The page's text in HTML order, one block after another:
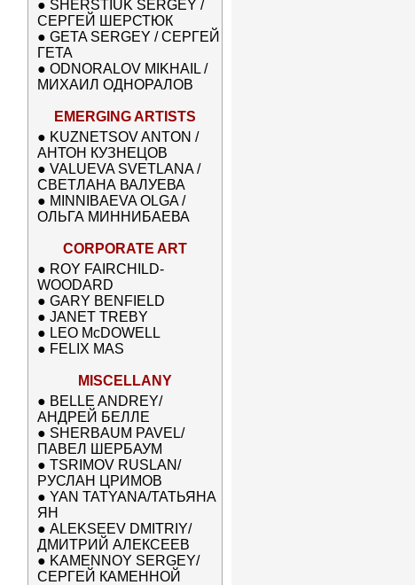
● SHERSTIUK SERGEY /
СЕРГЕЙ ШЕРСТЮК
● GETA SERGEY / СЕРГЕЙ
ГЕТА
● ODNORALOV MIKHAIL /
МИХАИЛ ОДНОРАЛОВ
EMERGING ARTISTS
● KUZNETSOV ANTON /
АНТОН КУЗНЕЦОВ
● VALUEVA SVETLANA /
СВЕТЛАНА ВАЛУЕВА
● MINNIBAEVA OLGA /
ОЛЬГА МИННИБАЕВА
CORPORATE ART
● ROY FAIRCHILD-
WOODARD
● GARY BENFIELD
● JANET TREBY
● LEO McDOWELL
● FELIX MAS
MISCELLANY
● BELLE ANDREY/
АНДРЕЙ БЕЛЛЕ
● SHERBAUM PAVEL/
ПАВЕЛ ШЕРБАУМ
● TSRIMOV RUSLAN/
РУСЛАН ЦРИМОВ
● YAN TATYANA/ТАТЬЯНА
ЯН
● ALEKSEEV DMITRIY/
ДМИТРИЙ АЛЕКСЕЕВ
● KAMENNOY SERGEY/
СЕРГЕЙ КАМЕННОЙ